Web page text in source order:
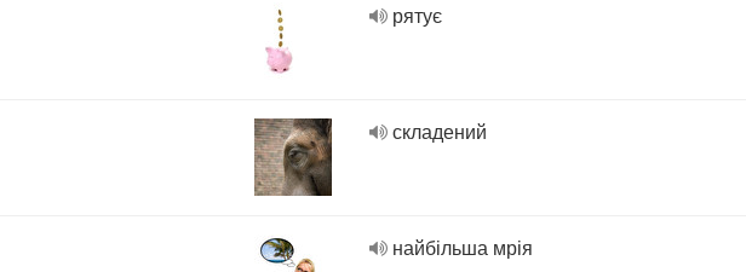
рятує
складений
найбільша мрія